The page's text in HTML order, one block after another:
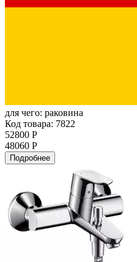
для чего: раковина
Код товара: 7822
52800 Р
48060 Р
Подробнее